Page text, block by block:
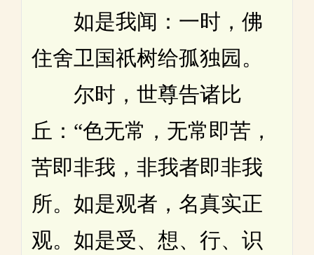
如是我闻：一时，佛
住舍卫国祇树给孤独园。
尔时，世尊告诸比
丘：“色无常，无常即苦，
苦即非我，非我者即非我
所。如是观者，名真实正
观。如是受、想、行、识